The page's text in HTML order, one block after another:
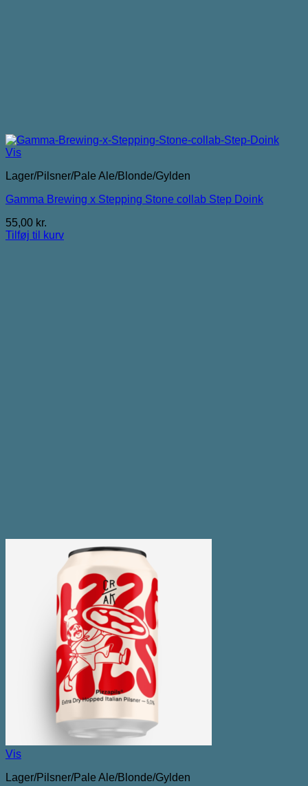
Vis
Lager/Pilsner/Pale Ale/Blonde/Gylden
Gamma Brewing x Stepping Stone collab Step Doink
55,00 kr.
Tilføj til kurv
Vis
Lager/Pilsner/Pale Ale/Blonde/Gylden